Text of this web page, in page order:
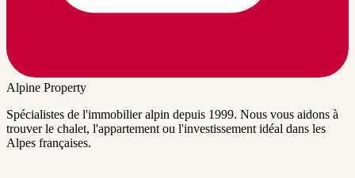
Alpine Property
Spécialistes de l'immobilier alpin depuis 1999. Nous vous aidons à
trouver le chalet, l'appartement ou l'investissement idéal dans les
Alpes françaises.